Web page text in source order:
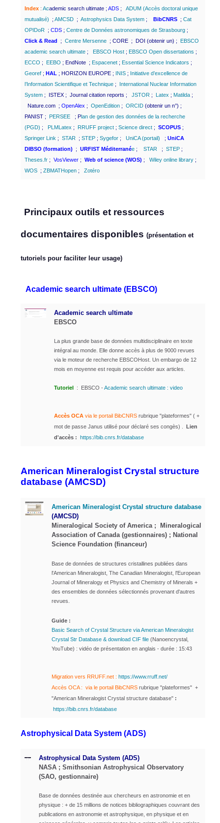
Index : Academic search ultimate ; ADS ; ADUM (Accès doctoral unique
mutualisé) ; AMCSD ; Astrophysics Data System ; BibCNRS ; Cat
OPIDoR ; CDS ; Centre de Données astronomiques de Strasbourg ;
Click & Read ; Centre Mersenne ; CORE ; DOI (obtenir un) ; EBSCO
academic search ultimate ; EBSCO Host ; EBSCO Open dissertations ;
ECCO ; EEBO ; EndNote ; Espacenet ; Essential Science Indicators ;
Georef ; HAL ; HORIZON EUROPE ; INIS ; Initiative d’excellence de
l’Information Scientifique et Technique ;
International Nuclear Information
System ; ISTEX ; Journal citation reports ; JSTOR ; Latex ; Matilda ;
Nature.com ; OpenAlex ; OpenEdition ; ORCID (obtenir un n°) ;
PANIST ; PERSEE ; Plan de gestion des données de la recherche
(PGD) ; PLMLatex ; RRUFF project ; Science direct ; SCOPUS ;
Springer Link ; STAR ; STEP ; Sygefor ; UniCA (portail) ; UniCA
DIBSO (formation)
; URFIST Méditerranée ; STAR ; STEP ;
Theses.fr ; VosViewer ; Web of science (WOS) ; Wiley online library ;
WOS ; ZBMATHopen ; Zotéro
Principaux outils et ressources
documentaires disponibles (présentation et
tutoriels pour faciliter leur usage)
Academic search ultimate (EBSCO)
Academic search ultimate
EBSCO
La plus grande base de données multidisciplinaire en texte
intégral au monde. Elle donne accès à plus de 9000 revues
via le moteur de recherche EBSCOHost. Un embargo de 12
mois en moyenne est requis pour accéder aux articles.
Tutoriel : EBSCO -Academic search ultimate : video
Accès OCA via le portail BibCNRS rubrique "plateformes" ( +
mot de passe Janus utilisé pour déclaré ses congès) . Lien
d'accès : https://bib.cnrs.fr/database
American Mineralogist Crystal structure
database (AMCSD)
American Mineralogist Crystal structure database
(AMCSD)
Mineralogical Society of America ; Mineralogical
Association of Canada (gestionnaires) ; National
Science Foundation (financeur)
Base de données de structures cristallines publiées dans
l'American Mineralogist, The Canadian Mineralogist, l'European
Journal of Mineralogy et Physics and Chemistry of Minerals +
des ensembles de données sélectionnés provenant d'autres
revues.
Guide :
Basic Search of Crystal Structure via American Mineralogist
Crystal Str Database & download CIF file (Nanoencrystal,
YouTube) : vidéo de présentation en anglais - durée : 15:43
Migration vers RRUFF.net : https://www.rruff.net/
Accès OCA : via le portail BibCNRS rubrique "plateformes" +
"American Mineralogist Crystal structure database" :
https://bib.cnrs.fr/database
Astrophysical Data System (ADS)
Astrophysical Data System (ADS)
NASA ; Smithsonian Astrophysical Observatory
(SAO, gestionnaire)
Base de données destinée aux chercheurs en astronomie et en
physique : + de 15 millions de notices bibliographiques couvrant des
publications en astronomie et astrophysique, en physique et en